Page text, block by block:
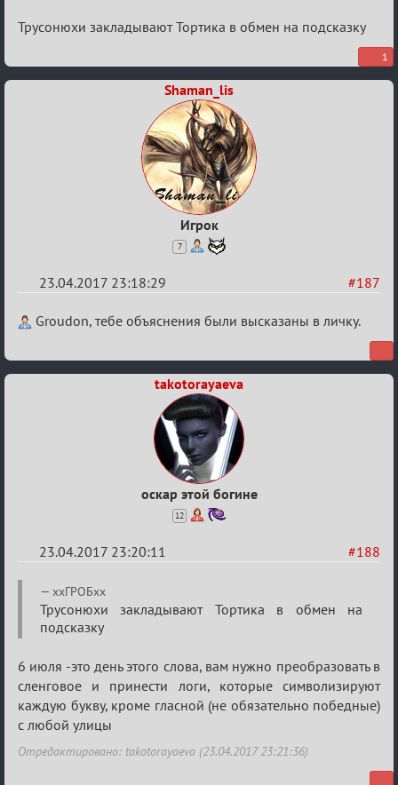
Re:
F
Трусонюхи закладывают Тортика в обмен на подсказку
1
Shaman_lis
Игрок
7
#187
23.04.2017 23:18:29
Re:
F
Groudon, тебе объяснения были высказаны в личку.
takotorayaeva
оскар этой богине
12
#188
23.04.2017 23:20:11
Re:
Hot
F
Boyard
ххГРОБхх
Трусонюхи закладывают Тортика в обмен на
подсказку
6 июля -это день этого слова, вам нужно преобразовать в
сленговое и принести логи, которые символизируют
каждую букву, кроме гласной (не обязательно победные)
с любой улицы
Отредактировано: takotorayaeva (23.04.2017 23:21:36)